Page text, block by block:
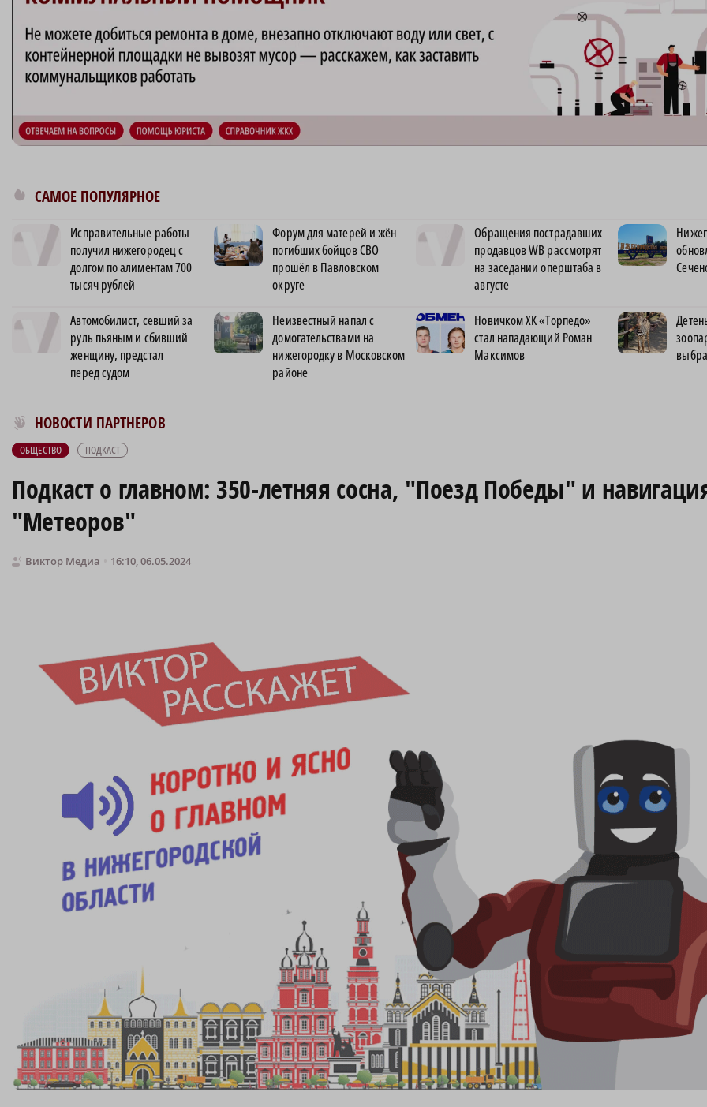
САМОЕ ПОПУЛЯРНОЕ
Исправительные работы
получил нижегородец с
долгом по алиментам 700
тысяч рублей
Форум для матерей и жён
погибших бойцов СВО
прошёл в Павловском
округе
Обращения пострадавших
продавцов WB рассмотрят
на заседании оперштаба в
августе
Автомобилист, севший за
руль пьяным и сбивший
женщину, предстал
перед судом
Неизвестный напал с
домогательствами на
нижегородку в Московском
районе
Новичком ХК «Торпедо»
стал нападающий Роман
Максимов
НОВОСТИ ПАРТНЕРОВ
Новости МирТесен
ОБЩЕСТВО ПОДКАСТ
Подкаст о главном: 350-летняя сосна, "Поезд Победы" и
"Метеоров"
Виктор Медиа 16:10, 06.05.2024